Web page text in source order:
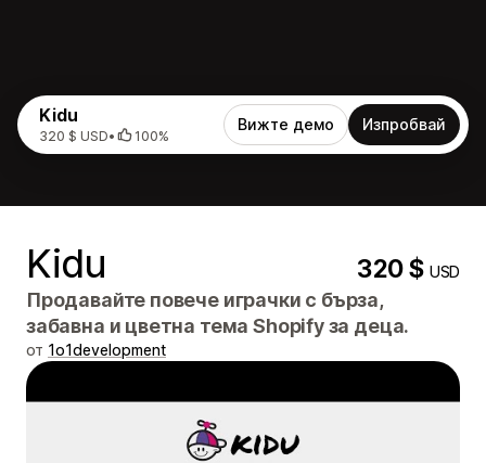
Kidu
320 $ USD• 100%
Вижте демо Изпробвай
Kidu 320 $USD
Продавайте повече играчки с бърза,
забавна и цветна тема Shopify за деца.
от 1o1development